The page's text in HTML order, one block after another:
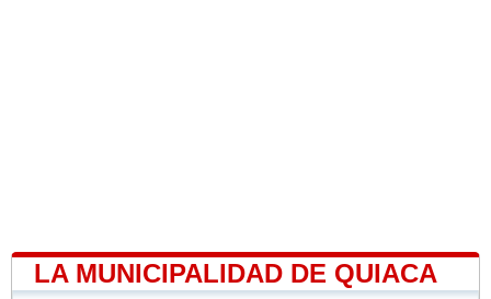
LA MUNICIPALIDAD DE QUIACA